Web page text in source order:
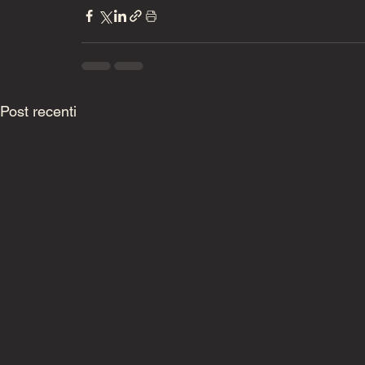
Post recenti